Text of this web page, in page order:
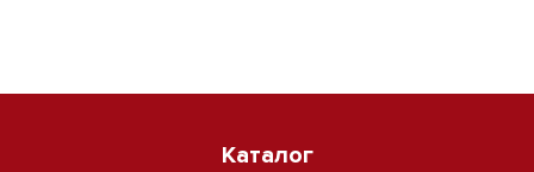
Каталог